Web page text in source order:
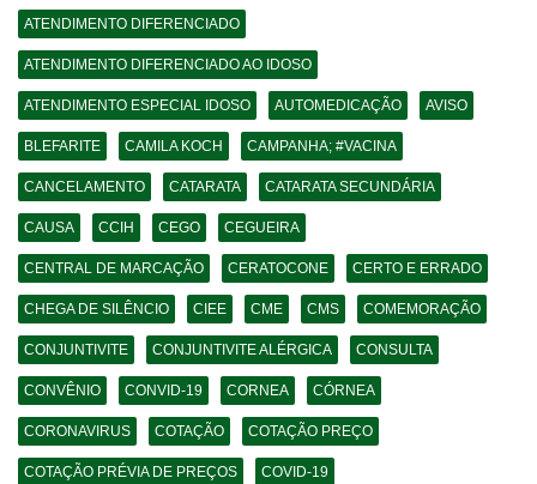
ATENDIMENTO DIFERENCIADO
ATENDIMENTO DIFERENCIADO AO IDOSO
ATENDIMENTO ESPECIAL IDOSO AUTOMEDICAÇÃO AVISO
BLEFARITE CAMILA KOCH CAMPANHA; #VACINA
CANCELAMENTO CATARATA CATARATA SECUNDÁRIA
CAUSA CCIH CEGO CEGUEIRA
CENTRAL DE MARCAÇÃO CERATOCONE CERTO E ERRADO
CHEGA DE SILÊNCIO CIEE CME CMS COMEMORAÇÃO
CONJUNTIVITE CONJUNTIVITE ALÉRGICA CONSULTA
CONVÊNIO CONVID-19 CORNEA CÓRNEA
CORONAVIRUS COTAÇÃO COTAÇÃO PREÇO
COTAÇÃO PRÉVIA DE PREÇOS COVID-19